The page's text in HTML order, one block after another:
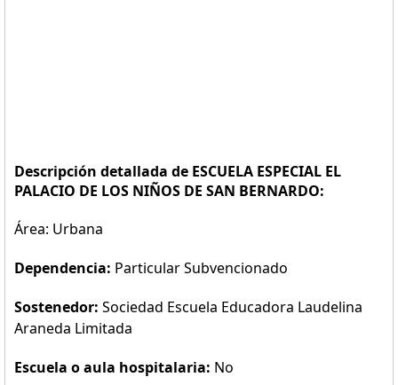
Descripción detallada de ESCUELA ESPECIAL EL
PALACIO DE LOS NIÑOS DE SAN BERNARDO:
Área: Urbana
Dependencia: Particular Subvencionado
Sostenedor: Sociedad Escuela Educadora Laudelina
Araneda Limitada
Escuela o aula hospitalaria: No